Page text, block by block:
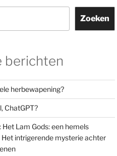
Zoeken
berichten
herbewapening?
ChatGPT?
Lam Gods: een hemels
intrigerende mysterie achter